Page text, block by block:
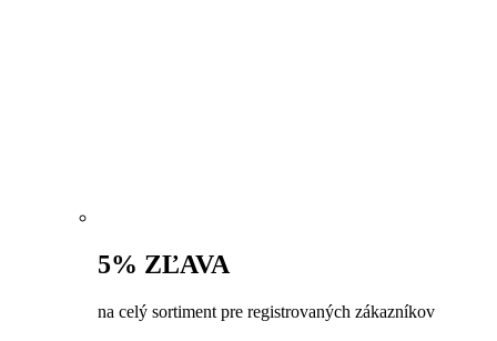
5% ZĽAVA
na celý sortiment pre registrovaných zákazníkov